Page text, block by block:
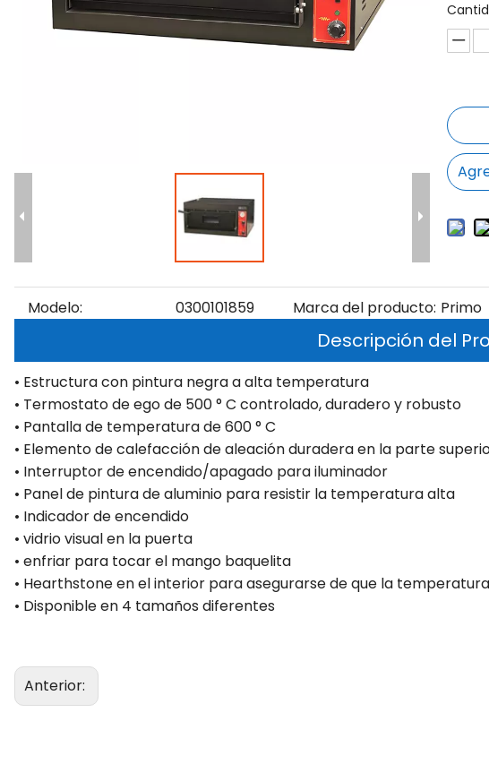
Modelo: 0300101859 Marca del producto: Primo
Descripción del
• Estructura con pintura negra a alta temperatura
• Termostato de ego de 500 ° C controlado, duradero y robusto
• Pantalla de temperatura de 600 ° C
• Elemento de calefacción de aleación duradera en la parte
• Interruptor de encendido/apagado para iluminador
• Panel de pintura de aluminio para resistir la temperatura alta
• Indicador de encendido
• vidrio visual en la puerta
• enfriar para tocar el mango baquelita
• Hearthstone en el interior para asegurarse de que la
• Disponible en 4 tamaños diferentes
Anterior: